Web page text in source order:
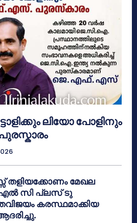
ലിയോ പോളിനും
മേഖല
എൽ സി പ്ലസ് ടു
കരസ്ഥമാക്കിയ